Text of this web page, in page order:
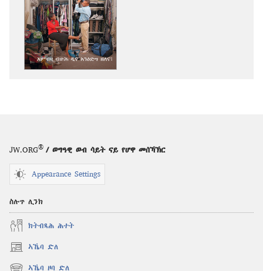
JW.ORG® / ወግዓዊ ወብ ሳይት ናይ የሆዋ መሰኻኽር
Appearance Settings
ስሉጥ ሊንክ
ክትብጻሕ ሕተት
ኣኼባ ድለ
(opens
new
ኣኼባ ዞባ ድለ